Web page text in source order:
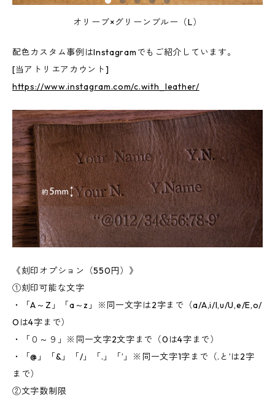
オリーブ×グリーンブルー（L）
配色カスタム事例はInstagramでもご紹介しています。
[当アトリエアカウント]
https://www.instagram.com/c.with_leather/
《刻印オプション（550円）》
①刻印可能な文字
・「A～Z」「a～z」※同一文字は2字まで（a/A,i/I,u/U,e/E,o/
Oは4字まで）
・「０～９」※同一文字2文字まで（0は4字まで）
・「@」「&」「/」「.」「’」※同一文字1字まで（.と’は2字
まで）
②文字数制限